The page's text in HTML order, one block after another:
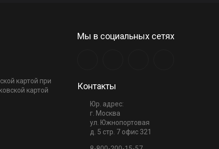
картой при
картой
Мы в социальных сетях
Контакты
Юр. адрес:
г. Москва
ул. Южнопортовая
д. 5 стр. 7 офис 321